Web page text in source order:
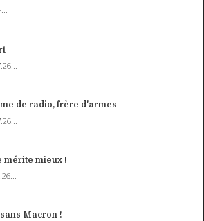
de radio, frère d'armes
mérite mieux !
Macron !